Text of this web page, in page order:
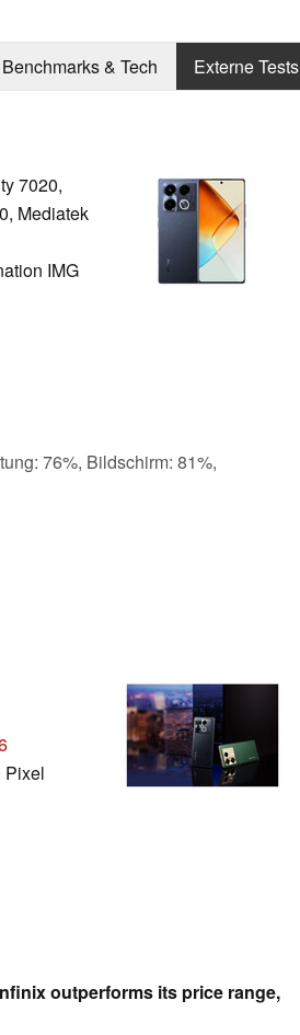
Benchmarks & Tech Externe Tests
7020,
Mediatek
IMG
76%, Bildschirm: 81%,
Pixel
outperforms its price range,